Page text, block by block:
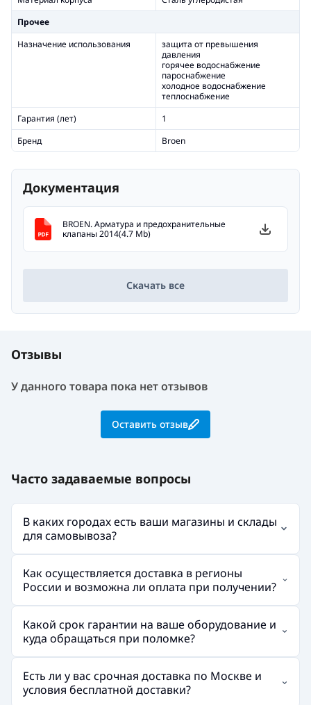
Прочее
Назначение использования
защита от превышения
давления
горячее водоснабжение
пароснабжение
холодное водоснабжение
теплоснабжение
Гарантия (лет)
1
Бренд
Broen
Документация
BROEN. Арматура и предохранительные
клапаны 2014(4.7 Mb)
Скачать все
Отзывы
У данного товара пока нет отзывов
Оставить отзыв
Часто задаваемые вопросы
В каких городах есть ваши магазины и склады
для самовывоза?
Как осуществляется доставка в регионы
России и возможна ли оплата при получении?
Какой срок гарантии на ваше оборудование и
куда обращаться при поломке?
Есть ли у вас срочная доставка по Москве и
условия бесплатной доставки?